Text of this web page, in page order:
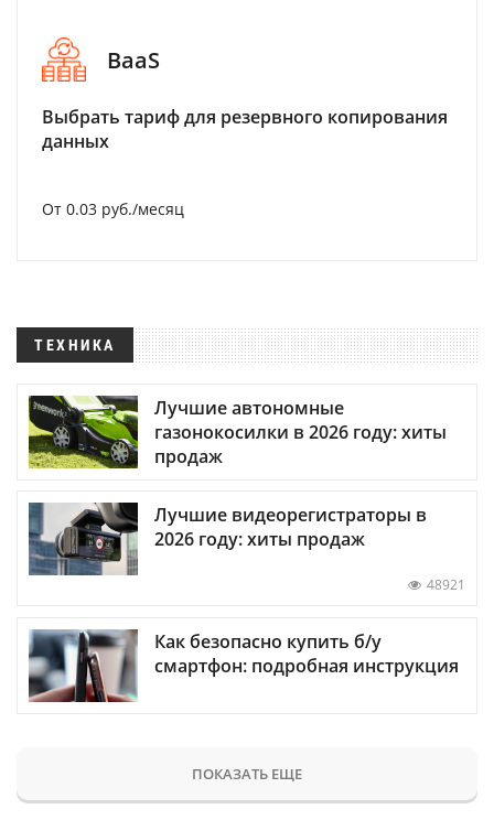
BaaS
Выбрать тариф для резервного копирования
данных
От 0.03 руб./месяц
ТЕХНИКА
Лучшие автономные
газонокосилки в 2026 году: хиты
продаж
Лучшие видеорегистраторы в
2026 году: хиты продаж
48921
Как безопасно купить б/у
смартфон: подробная инструкция
ПОКАЗАТЬ ЕЩЕ